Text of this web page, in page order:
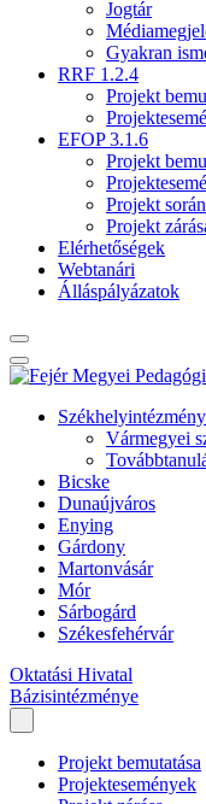
Jogtár
Gyakran
RRF 1.2.4
Projekt
EFOP 3.1.6
Projekt
Projekt
Projekt
Elérhetőségek
Webtanári
Álláspályázatok
Székhelyintézmény
Vármegyei
Bicske
Dunaújváros
Enying
Gárdony
Martonvásár
Mór
Sárbogárd
Székesfehérvár
Oktatási Hivatal
Bázisintézménye
Projekt bemutatása
Projektesemények